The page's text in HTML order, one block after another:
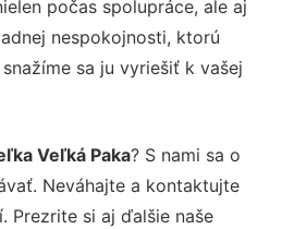
počas spolupráce, ale aj
nespokojnosti, ktorú
sa ju vyriešiť k vašej
Veľká Paka? S nami sa o
Neváhajte a kontaktujte
Prezrite si aj ďalšie naše